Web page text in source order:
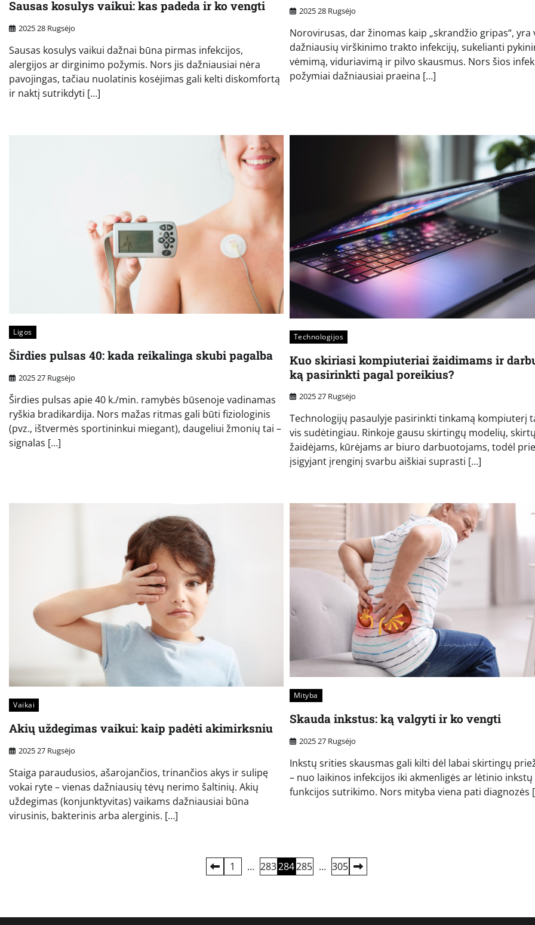
Sausas kosulys vaikui: kas padeda ir ko vengti
2025 28 Rugsėjo
Sausas kosulys vaikui dažnai būna pirmas infekcijos,
alergijos ar dirginimo požymis. Nors jis dažniausiai nėra
pavojingas, tačiau nuolatinis kosėjimas gali kelti diskomfortą
ir naktį sutrikdyti […]
2025 28 Rugsėjo
Norovirusas, dar žinomas kaip „skrandžio gripas“, yra
dažniausių virškinimo trakto infekcijų, sukelianti
vėmimą, viduriavimą ir pilvo skausmus. Nors šios
požymiai dažniausiai praeina […]
Ligos
Širdies pulsas 40: kada reikalinga skubi pagalba
2025 27 Rugsėjo
Širdies pulsas apie 40 k./min. ramybės būsenoje vadinamas
ryškia bradikardija. Nors mažas ritmas gali būti fiziologinis
(pvz., ištvermės sportininkui miegant), daugeliui žmonių tai –
signalas […]
Technologijos
Kuo skiriasi kompiuteriai žaidimams ir
ką pasirinkti pagal poreikius?
2025 27 Rugsėjo
Technologijų pasaulyje pasirinkti tinkamą kompiuterį
vis sudėtingiau. Rinkoje gausu skirtingų modelių,
žaidėjams, kūrėjams ar biuro darbuotojams, todėl
įsigyjant įrenginį svarbu aiškiai suprasti […]
Vaikai
Akių uždegimas vaikui: kaip padėti akimirksniu
2025 27 Rugsėjo
Staiga paraudusios, ašarojančios, trinančios akys ir sulipę
vokai ryte – vienas dažniausių tėvų nerimo šaltinių. Akių
uždegimas (konjunktyvitas) vaikams dažniausiai būna
virusinis, bakterinis arba alerginis. […]
Mityba
Skauda inkstus: ką valgyti ir ko vengti
2025 27 Rugsėjo
Inkstų srities skausmas gali kilti dėl labai skirtingų
– nuo laikinos infekcijos iki akmenligės ar lėtinio inkstų
funkcijos sutrikimo. Nors mityba viena pati diagnozės
1 … 283284285 … 305